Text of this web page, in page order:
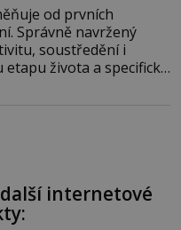
od prvních
Správně navržený
soustředění i
života a specifické
internetové